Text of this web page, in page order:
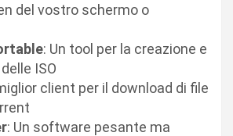
del vostro schermo o
: Un tool per la creazione e
ISO
client per il download di file
: Un software pesante ma